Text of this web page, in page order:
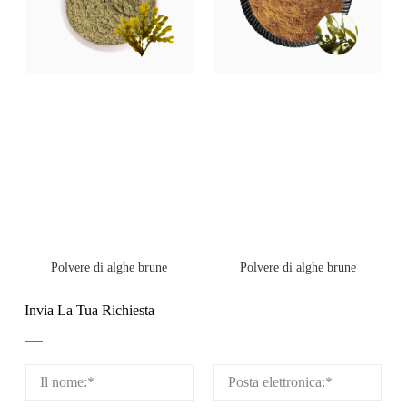
Polvere di alghe brune Polvere di alghe brune
Invia La Tua Richiesta